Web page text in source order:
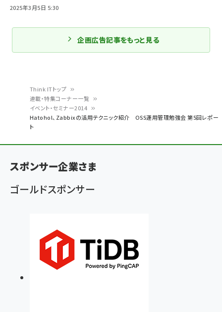
く
Think ITトップ
連載・特集コーナー一覧
イベント・セミナー2014
Hatohol、Zabbixの活用テクニック紹介 OSS運用管理勉強会 第5回レポー
ト
2025年3月5日 5:30
企画広告記事をもっと見る
スポンサー企業さま
ゴールドスポンサー